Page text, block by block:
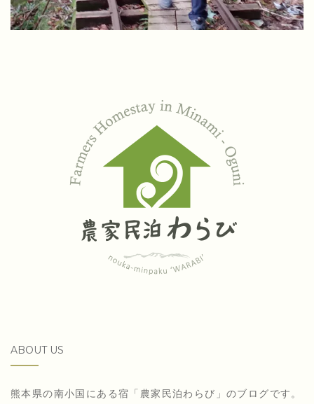
ABOUT US
熊本県の南小国にある宿「農家民泊わらび」のブログです。